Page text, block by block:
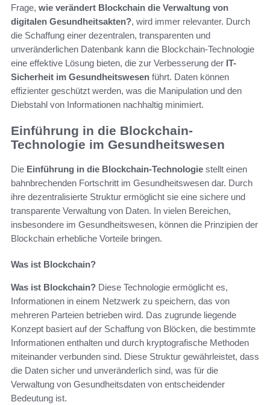
Frage, wie verändert Blockchain die Verwaltung von
digitalen Gesundheitsakten?, wird immer relevanter. Durch
die Schaffung einer dezentralen, transparenten und
unveränderlichen Datenbank kann die Blockchain-Technologie
eine effektive Lösung bieten, die zur Verbesserung der IT-
Sicherheit im Gesundheitswesen führt. Daten können
effizienter geschützt werden, was die Manipulation und den
Diebstahl von Informationen nachhaltig minimiert.
Einführung in die Blockchain-
Technologie im Gesundheitswesen
Die Einführung in die Blockchain-Technologie stellt einen
bahnbrechenden Fortschritt im Gesundheitswesen dar. Durch
ihre dezentralisierte Struktur ermöglicht sie eine sichere und
transparente Verwaltung von Daten. In vielen Bereichen,
insbesondere im Gesundheitswesen, können die Prinzipien der
Blockchain erhebliche Vorteile bringen.
Was ist Blockchain?
Was ist Blockchain? Diese Technologie ermöglicht es,
Informationen in einem Netzwerk zu speichern, das von
mehreren Parteien betrieben wird. Das zugrunde liegende
Konzept basiert auf der Schaffung von Blöcken, die bestimmte
Informationen enthalten und durch kryptografische Methoden
miteinander verbunden sind. Diese Struktur gewährleistet, dass
die Daten sicher und unveränderlich sind, was für die
Verwaltung von Gesundheitsdaten von entscheidender
Bedeutung ist.